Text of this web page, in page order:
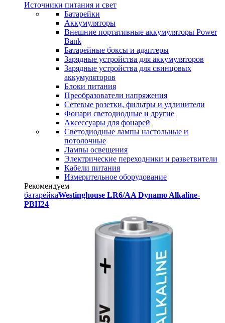
Источники питания и свет
Батарейки
Аккумуляторы
Внешние портативные аккумуляторы Power
Bank
Батарейные боксы и адаптеры
Зарядные устройства для аккумуляторов
Зарядные устройства для свинцовых
аккумуляторов
Блоки питания
Преобразователи напряжения
Сетевые розетки, фильтры и удлинители
Фонари светодиодные и другие
Аксессуары для фонарей
Светодиодные лампы настольные и
потолочные
Лампы освещения
Электрические переходники и разветвители
Кабели питания
Измерительное оборудование
Рекомендуем
батарейкаWestinghouse LR6/AA Dynamo Alkaline-
PBH24